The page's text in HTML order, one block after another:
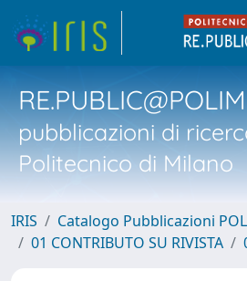
pubblicazioni di
Politecnico di Milano
IRIS
Catalogo Pubblicazioni
01 CONTRIBUTO SU RIVISTA